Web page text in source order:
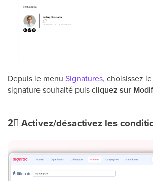
Depuis le menu Signatures, choisissez
signature souhaité puiscliquez sur
2⃣ Activez/désactivez les